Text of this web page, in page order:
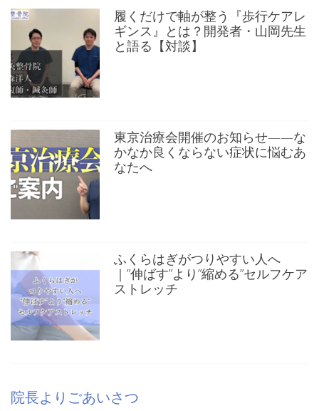
履くだけで軸が整う『歩行ケアレ
ギンス』とは？開発者・山岡先生
と語る【対談】
東京治療会開催のお知らせ——な
かなか良くならない症状に悩むあ
なたへ
ふくらはぎがつりやすい人へ
｜”伸ばす”より”縮める”セルフケア
ストレッチ
院長よりごあいさつ